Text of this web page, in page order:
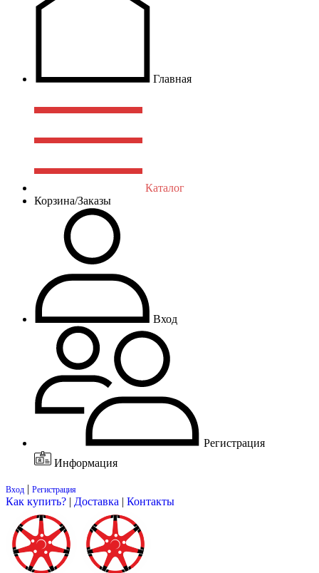
Главная
Каталог
Корзина/Заказы
Вход
Регистрация
Информация
Вход | Регистрация
Как купить? | Доставка | Контакты